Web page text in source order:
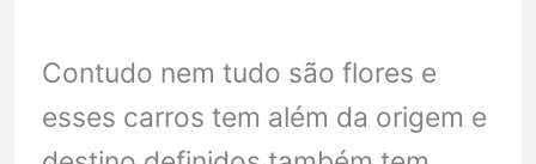
Contudo nem tudo são flores e
esses carros tem além da origem e